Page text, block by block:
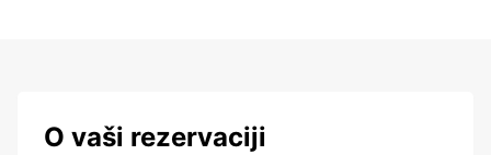
O vaši rezervaciji